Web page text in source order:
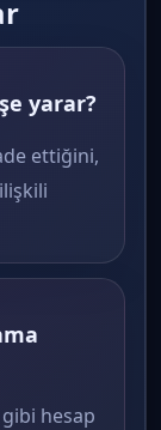
yarar?
ettiğini,
hesap